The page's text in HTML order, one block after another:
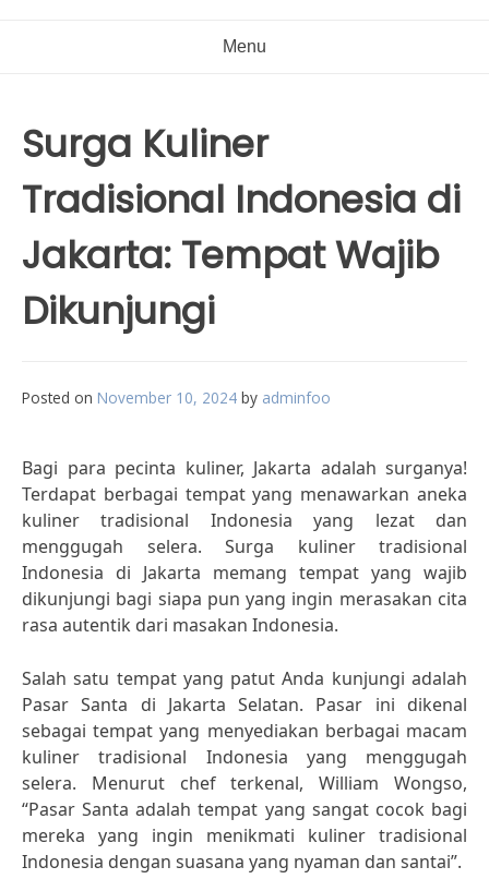
Menu
Surga Kuliner
Tradisional Indonesia di
Jakarta: Tempat Wajib
Dikunjungi
Posted on November 10, 2024 by adminfoo
Bagi para pecinta kuliner, Jakarta adalah surganya!
Terdapat berbagai tempat yang menawarkan aneka
kuliner tradisional Indonesia yang lezat dan
menggugah selera. Surga kuliner tradisional
Indonesia di Jakarta memang tempat yang wajib
dikunjungi bagi siapa pun yang ingin merasakan cita
rasa autentik dari masakan Indonesia.
Salah satu tempat yang patut Anda kunjungi adalah
Pasar Santa di Jakarta Selatan. Pasar ini dikenal
sebagai tempat yang menyediakan berbagai macam
kuliner tradisional Indonesia yang menggugah
selera. Menurut chef terkenal, William Wongso,
“Pasar Santa adalah tempat yang sangat cocok bagi
mereka yang ingin menikmati kuliner tradisional
Indonesia dengan suasana yang nyaman dan santai”.